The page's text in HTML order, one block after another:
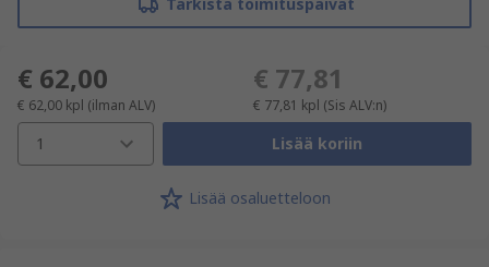
€ 62,00
€ 62,00 kpl (ilman ALV)
€ 77,81
€ 77,81 kpl (Sis ALV:n)
1 Lisää koriin
Lisää osaluetteloon